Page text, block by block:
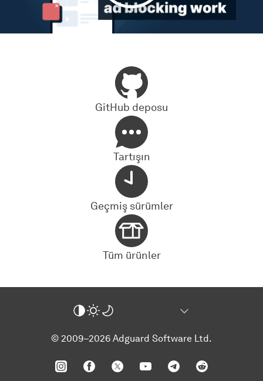
GitHub deposu
Tartışın
Geçmiş sürümler
Tüm ürünler
© 2009–2026 Adguard Software Ltd.